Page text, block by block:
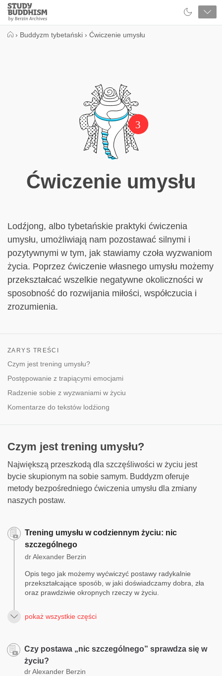
Close
Study
Buddhism
› Buddyzm tybetański › Ćwiczenie umysłu
3
Ćwiczenie umysłu
Lodźjong, albo tybetańskie praktyki ćwiczenia
umysłu, umożliwiają nam pozostawać silnymi i
pozytywnymi w tym, jak stawiamy czoła wyzwaniom
życia. Poprzez ćwiczenie własnego umysłu możemy
przekształcać wszelkie negatywne okoliczności w
sposobność do rozwijania miłości, współczucia i
zrozumienia.
ZARYS TREŚCI
Czym jest trening umysłu?
Postępowanie z trapiącymi emocjami
Radzenie sobie z wyzwaniami w życiu
Komentarze do tekstów lodźiong
Czym jest trening umysłu?
Największą przeszkodą dla szczęśliwości w życiu jest
bycie skupionym na sobie samym. Buddyzm oferuje
metody bezpośredniego ćwiczenia umysłu dla zmiany
naszych postaw.
Trening umysłu w codziennym życiu: nic
szczególnego
dr Alexander Berzin
Opis tego jak możemy wyćwiczyć postawy radykalnie
przekształcające sposób, w jaki doświadczamy dobra, zła
oraz prawdziwie okropnych rzeczy w życiu.
pokaż wszystkie części
Czy postawa „nic szczególnego” sprawdza się w
życiu?
dr Alexander Berzin